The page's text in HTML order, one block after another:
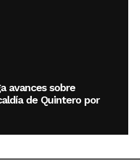
avances sobre
de Quintero por